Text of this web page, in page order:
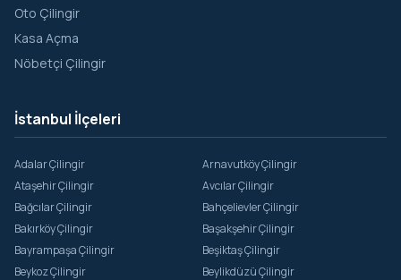
Oto Çilingir
Kasa Açma
Nöbetçi Çilingir
İstanbul İlçeleri
Adalar Çilingir
Arnavutköy Çilingir
Ataşehir Çilingir
Avcılar Çilingir
Bağcılar Çilingir
Bahçelievler Çilingir
Bakırköy Çilingir
Başakşehir Çilingir
Bayrampaşa Çilingir
Beşiktaş Çilingir
Beykoz Çilingir
Beylikdüzü Çilingir